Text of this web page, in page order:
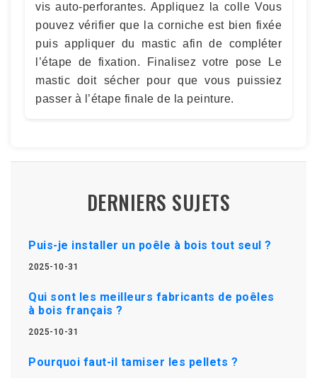
vis auto-perforantes. Appliquez la colle Vous
pouvez vérifier que la corniche est bien fixée
puis appliquer du mastic afin de compléter
l’étape de fixation. Finalisez votre pose Le
mastic doit sécher pour que vous puissiez
passer à l’étape finale de la peinture.
DERNIERS SUJETS
Puis-je installer un poêle à bois tout seul ?
2025-10-31
Qui sont les meilleurs fabricants de poêles
à bois français ?
2025-10-31
Pourquoi faut-il tamiser les pellets ?